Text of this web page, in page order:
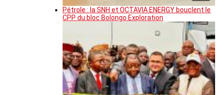
Pétrole : la SNH et OCTAVIA ENERGY bouclent le
CPP du bloc Bolongo Exploration